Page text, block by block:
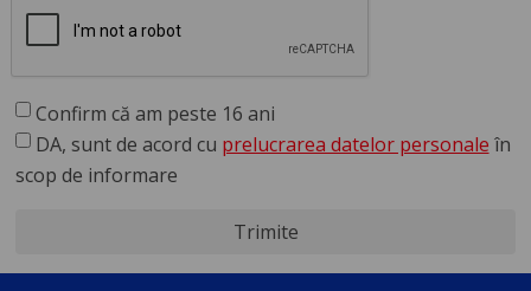
Confirm că am peste 16 ani
DA, sunt de acord cu prelucrarea datelor personale în
scop de informare
Trimite